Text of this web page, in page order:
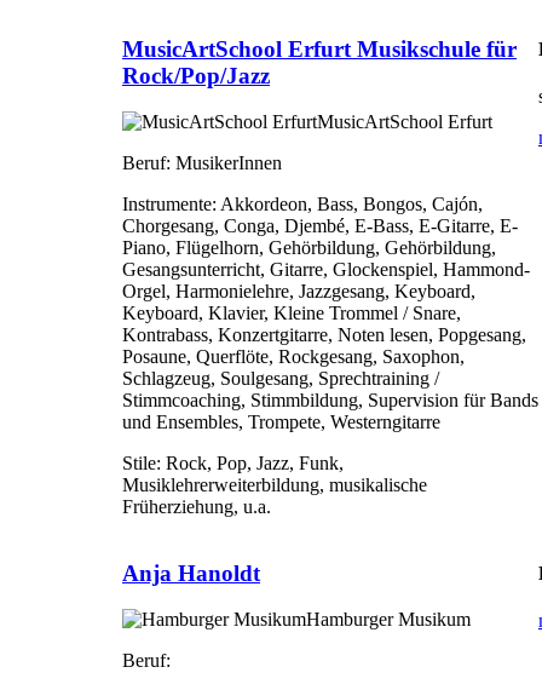
MusicArtSchool Erfurt Musikschule für
Rock/Pop/Jazz
MusicArtSchool Erfurt
Beruf: MusikerInnen
Instrumente: Akkordeon, Bass, Bongos, Cajón,
Chorgesang, Conga, Djembé, E-Bass, E-Gitarre, E-
Piano, Flügelhorn, Gehörbildung, Gehörbildung,
Gesangsunterricht, Gitarre, Glockenspiel, Hammond-
Orgel, Harmonielehre, Jazzgesang, Keyboard,
Keyboard, Klavier, Kleine Trommel / Snare,
Kontrabass, Konzertgitarre, Noten lesen, Popgesang,
Posaune, Querflöte, Rockgesang, Saxophon,
Schlagzeug, Soulgesang, Sprechtraining /
Stimmcoaching, Stimmbildung, Supervision für Bands
und Ensembles, Trompete, Westerngitarre
Stile: Rock, Pop, Jazz, Funk,
Musiklehrerweiterbildung, musikalische
Früherziehung, u.a.
Anja Hanoldt
Hamburger Musikum
Beruf: